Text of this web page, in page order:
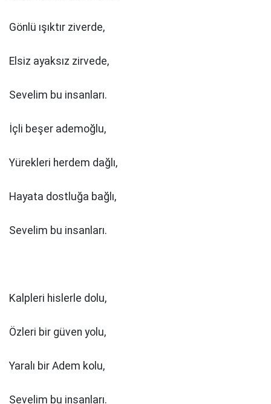
Gönlü ışıktır ziverde,
Elsiz ayaksız zirvede,
Sevelim bu insanları.
İçli beşer ademoğlu,
Yürekleri herdem dağlı,
Hayata dostluğa bağlı,
Sevelim bu insanları.
Kalpleri hislerle dolu,
Özleri bir güven yolu,
Yaralı bir Adem kolu,
Sevelim bu insanları.